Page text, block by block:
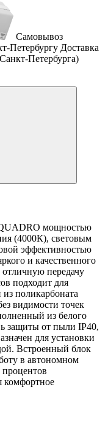
Самовывоз
Петербургу Доставка
Петербурга)
мощностью
(4000К), световым
эффективностью
и качественного
передачу
подходит для
поликарбоната
видимости точек
из белого
защиты от пыли IP40,
для установки
Встроенный блок
в автономном
комфортное